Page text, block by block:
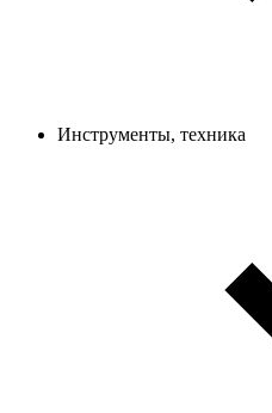
Инструменты, техника